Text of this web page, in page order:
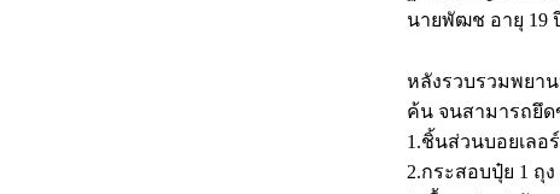
นายพัฒช อายุ 19
หลังรวบรวมพยา
ค้น จนสามารถยึ
1.ชิ้นส่วนบอยเลอ
2.กระสอบปุ๋ย 1 ถุ